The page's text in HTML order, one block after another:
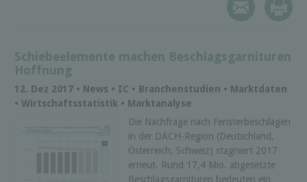
Schiebeelemente machen Beschlagsgarnituren
Hoffnung
12. Dez 2017 • News • IC • Branchenstudien • Marktdaten
• Wirtschaftsstatistik • Marktanalyse
Die Nachfrage nach Fensterbeschlägen
in der DACH-Region (Deutschland,
Österreich, Schweiz) stagniert 2017
erneut. Rund 17,4 Mio. abgesetzte
Beschlagsgarnituren bedeuten ein